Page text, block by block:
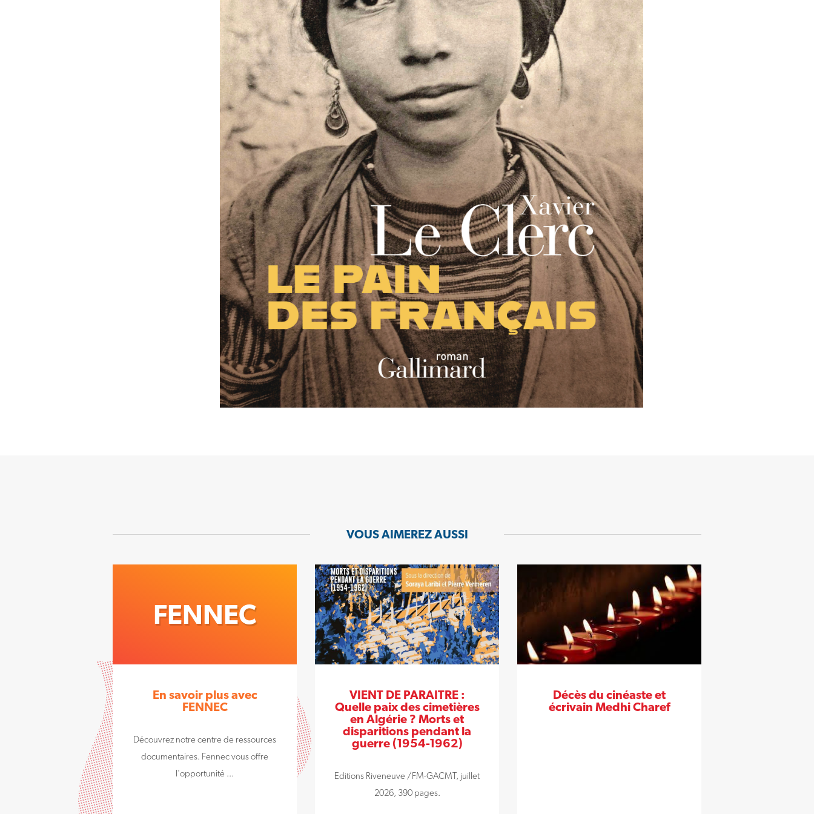
VOUS AIMEREZ AUSSI
FENNEC
En savoir plus avec
FENNEC
Découvrez notre centre de ressources
documentaires. Fennec vous offre
l'opportunité ...
VIENT DE PARAITRE :
Quelle paix des cimetières
en Algérie ? Morts et
disparitions pendant la
guerre (1954-1962)
Editions Riveneuve /FM-GACMT, juillet
2026, 390 pages.
Décès du cinéaste et
écrivain Medhi Charef